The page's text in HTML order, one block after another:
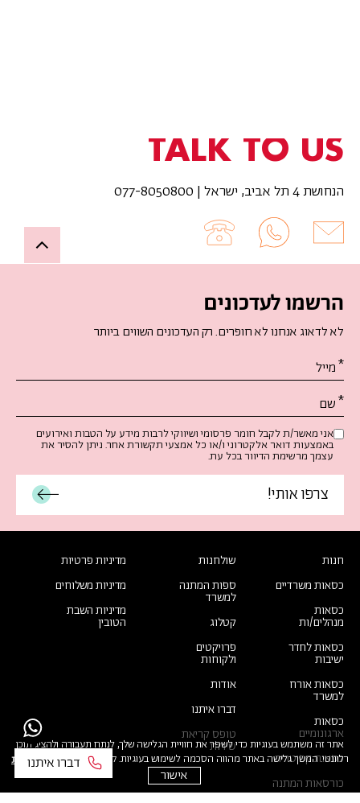
אתר זה משתמש בעוגיות כדי לשפר את חוויית הגלישה שלך, לנתח תעבורה ולהציג תוכן
רלוונטי. המשך גלישה באתר מהווה הסכמה לשימוש בעוגיות. קרא עוד במדיניות הפרטיות
אישור
TALK TO US
הנחושת 4 תל אביב, ישראל | 077-8050800
Up
הרשמו לעדכונים
לא לדאוג אנחנו לא חופרים. רק העדכונים השווים ביותר
אנא
מלאו
את
טופס
-
הרשמו
לעדכונים
אני מאשר/ת לקבל חומר פרסומי ושיווקי לרבות מידע על הטבות ואירועים
באמצעות דואר אלקטרוני ו/או כל אמצעי תקשורת אחר. ניתן להסיר את
עצמך מרשימת הדיוור בכל עת.
חנות
כסאות משרדיים
כסאות
מנהלים/ות
כסאות לחדר
ישיבות
כסאות אורח
למשרד
כסאות
ארגונומיים
כסאות קפיטריה
כורסאות המתנה
שולחנות
ספות המתנה
למשרד
קטלוג
פרויקטים
ולקוחות
אודות
דברו איתנו
טופס קריאת
שירות
מדיניות פרטיות
מדיניות משלוחים
מדיניות השבת
הטובין